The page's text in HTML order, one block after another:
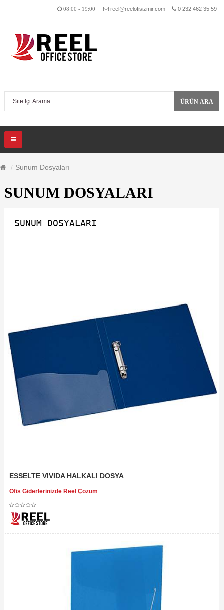
08:00 - 19:00 reel@reelofisizmir.com 0 232 462 35 59
ÜRÜN ARA
Sunum Dosyaları
SUNUM DOSYALARI
SUNUM DOSYALARI
ESSELTE VIVIDA HALKALI DOSYA
Ofis Giderlerinizde Reel Çözüm